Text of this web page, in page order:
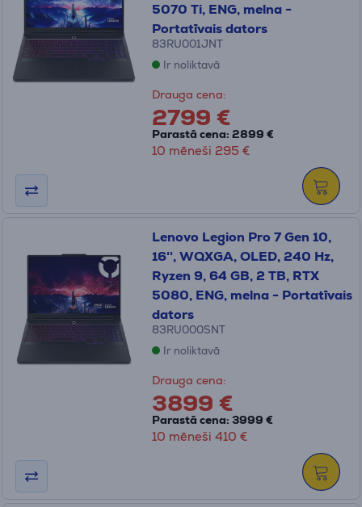
5070 Ti, ENG, melna -
Portatīvais dators
83RU001JNT
Ir noliktavā
Drauga cena:
2799 €
Parastā cena: 2899 €
10 mēneši 295 €
Lenovo Legion Pro 7 Gen 10,
16'', WQXGA, OLED, 240 Hz,
Ryzen 9, 64 GB, 2 TB, RTX
5080, ENG, melna - Portatīvais
dators
83RU000SNT
Ir noliktavā
Drauga cena:
3899 €
Parastā cena: 3999 €
10 mēneši 410 €